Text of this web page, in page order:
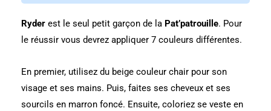
Ryder est le seul petit garçon de la Pat’patrouille. Pour
le réussir vous devrez appliquer 7 couleurs différentes.
En premier, utilisez du beige couleur chair pour son
visage et ses mains. Puis, faites ses cheveux et ses
sourcils en marron foncé. Ensuite, coloriez se veste en